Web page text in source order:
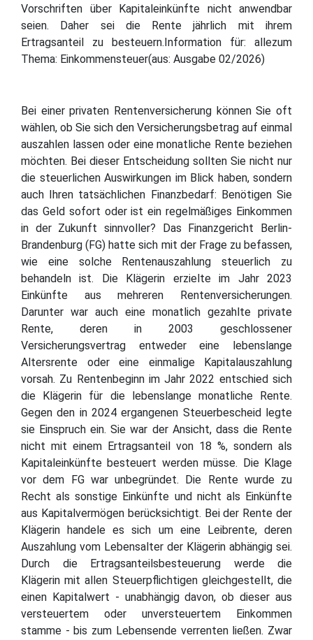
Vorschriften über Kapitaleinkünfte nicht anwendbar
seien. Daher sei die Rente jährlich mit ihrem
Ertragsanteil zu besteuern.Information für: allezum
Thema: Einkommensteuer(aus: Ausgabe 02/2026)
Bei einer privaten Rentenversicherung können Sie oft
wählen, ob Sie sich den Versicherungsbetrag auf einmal
auszahlen lassen oder eine monatliche Rente beziehen
möchten. Bei dieser Entscheidung sollten Sie nicht nur
die steuerlichen Auswirkungen im Blick haben, sondern
auch Ihren tatsächlichen Finanzbedarf: Benötigen Sie
das Geld sofort oder ist ein regelmäßiges Einkommen
in der Zukunft sinnvoller? Das Finanzgericht Berlin-
Brandenburg (FG) hatte sich mit der Frage zu befassen,
wie eine solche Rentenauszahlung steuerlich zu
behandeln ist. Die Klägerin erzielte im Jahr 2023
Einkünfte aus mehreren Rentenversicherungen.
Darunter war auch eine monatlich gezahlte private
Rente, deren in 2003 geschlossener
Versicherungsvertrag entweder eine lebenslange
Altersrente oder eine einmalige Kapitalauszahlung
vorsah. Zu Rentenbeginn im Jahr 2022 entschied sich
die Klägerin für die lebenslange monatliche Rente.
Gegen den in 2024 ergangenen Steuerbescheid legte
sie Einspruch ein. Sie war der Ansicht, dass die Rente
nicht mit einem Ertragsanteil von 18 %, sondern als
Kapitaleinkünfte besteuert werden müsse. Die Klage
vor dem FG war unbegründet. Die Rente wurde zu
Recht als sonstige Einkünfte und nicht als Einkünfte
aus Kapitalvermögen berücksichtigt. Bei der Rente der
Klägerin handele es sich um eine Leibrente, deren
Auszahlung vom Lebensalter der Klägerin abhängig sei.
Durch die Ertragsanteilsbesteuerung werde die
Klägerin mit allen Steuerpflichtigen gleichgestellt, die
einen Kapitalwert - unabhängig davon, ob dieser aus
versteuertem oder unversteuertem Einkommen
stamme - bis zum Lebensende verrenten ließen. Zwar